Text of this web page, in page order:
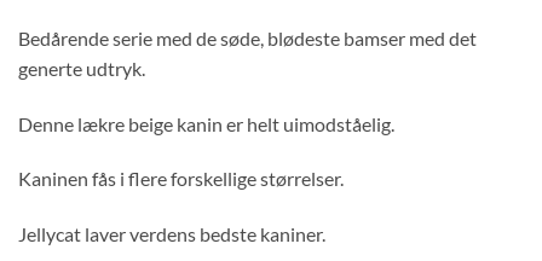
Bedårende serie med de søde, blødeste bamser med det
generte udtryk.
Denne lækre beige kanin er helt uimodståelig.
Kaninen fås i flere forskellige størrelser.
Jellycat laver verdens bedste kaniner.